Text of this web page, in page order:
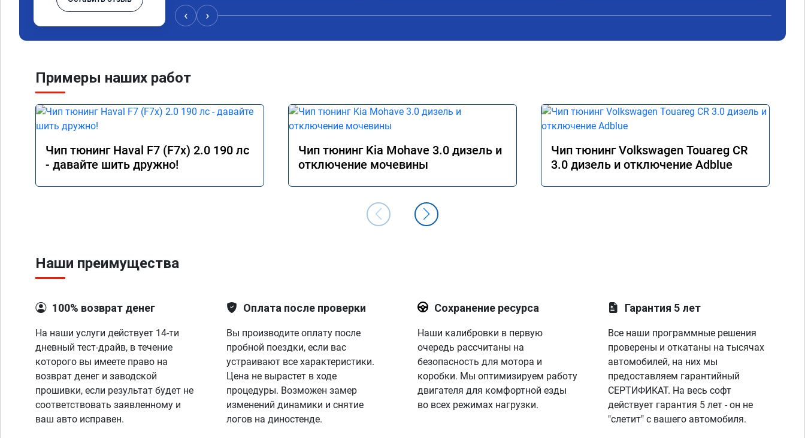
‹ ›
Примеры наших работ
Чип тюнинг Haval F7 (F7x) 2.0 190 лс
- давайте шить дружно!
Чип тюнинг Kia Mohave 3.0 дизель и
отключение мочевины
Чип тюнинг Volkswagen Touareg CR
3.0 дизель и отключение Adblue
Наши преимущества
100% возврат денег
На наши услуги действует 14-ти
дневный тест-драйв, в течение
которого вы имеете право на
возврат денег и заводской
прошивки, если результат будет не
соответствовать заявленному и
ваш авто исправен.
Оплата после проверки
Вы производите оплату после
пробной поездки, если вас
устраивают все характеристики.
Цена не вырастет в ходе
процедуры. Возможен замер
изменений динамики и снятие
логов на диностенде.
Сохранение ресурса
Наши калибровки в первую
очередь рассчитаны на
безопасность для мотора и
коробки. Мы оптимизируем работу
двигателя для комфортной езды
во всех режимах нагрузки.
Гарантия 5 лет
Все наши программные решения
проверены и откатаны на тысячах
автомобилей, на них мы
предоставляем гарантийный
СЕРТИФИКАТ. На весь софт
действует гарантия 5 лет - он не
"слетит" с вашего автомобиля.